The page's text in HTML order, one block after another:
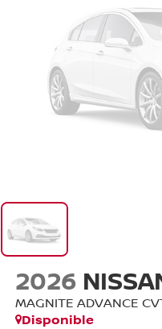
2026
MAGNITE ADVANCE
Disponible